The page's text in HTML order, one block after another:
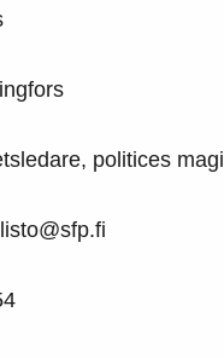
politices